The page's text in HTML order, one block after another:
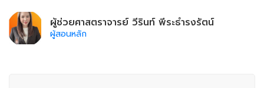
ผู้ช่วยศาสตราจารย์ วีรินท์ พีระธำรงรัตน์
ผู้สอนหลัก